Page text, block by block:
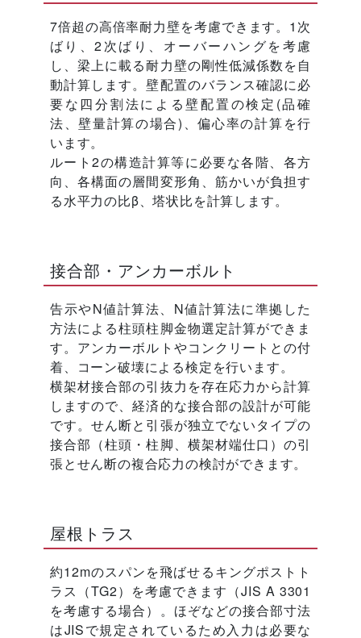
7倍超の高倍率耐力壁を考慮できます。1次
ばり、2次ばり、オーバーハングを考慮
し、梁上に載る耐力壁の剛性低減係数を自
動計算します。壁配置のバランス確認に必
要な四分割法による壁配置の検定(品確
法、壁量計算の場合)、偏心率の計算を行
います。
ルート2の構造計算等に必要な各階、各方
向、各構面の層間変形角、筋かいが負担す
る水平力の比β、塔状比を計算します。
接合部・アンカーボルト
告示やN値計算法、N値計算法に準拠した
方法による柱頭柱脚金物選定計算ができま
す。アンカーボルトやコンクリートとの付
着、コーン破壊による検定を行います。
横架材接合部の引抜力を存在応力から計算
しますので、経済的な接合部の設計が可能
です。せん断と引張が独立でないタイプの
接合部（柱頭・柱脚、横架材端仕口）の引
張とせん断の複合応力の検討ができます。
屋根トラス
約12mのスパンを飛ばせるキングポストト
ラス（TG2）を考慮できます（JIS A 3301
を考慮する場合）。ほぞなどの接合部寸法
はJISで規定されているため入力は必要な